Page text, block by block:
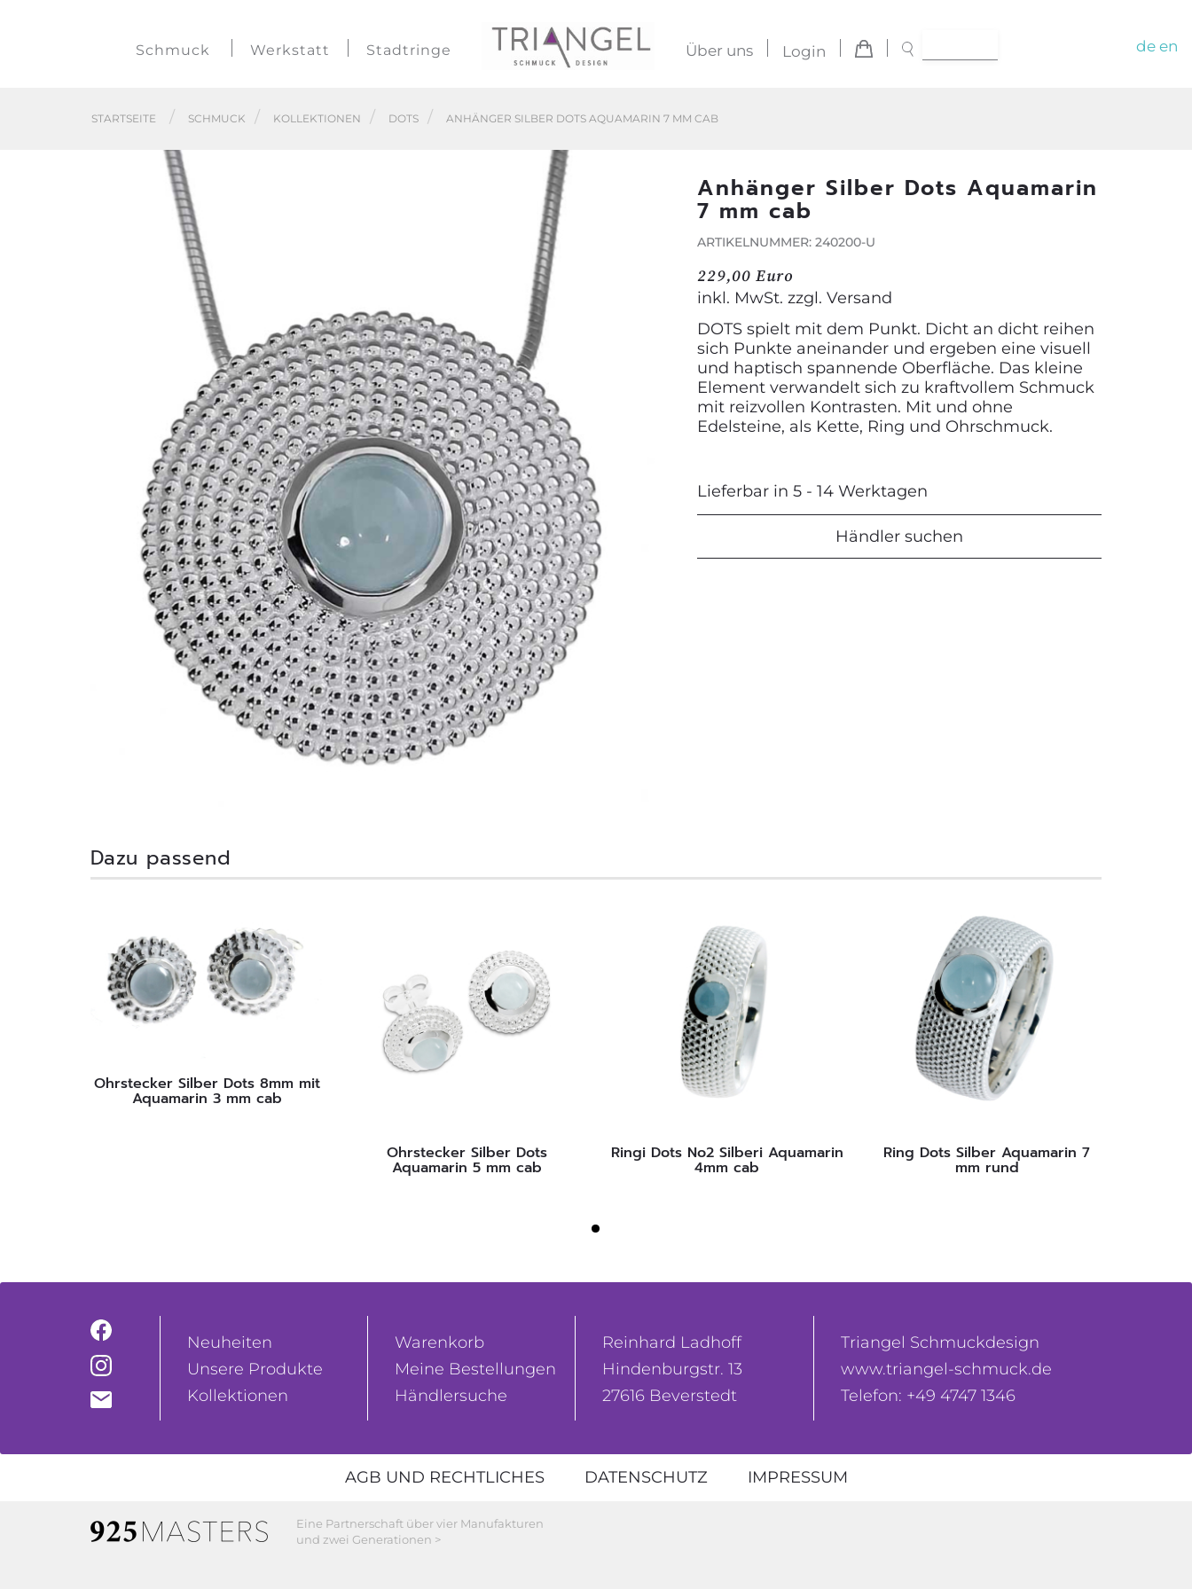
Schmuck Werkstatt Stadtringe Über uns Login de en
STARTSEITE SCHMUCK KOLLEKTIONEN DOTS ANHÄNGER SILBER DOTS AQUAMARIN 7 MM CAB
Anhänger Silber Dots Aquamarin
7 mm cab
ARTIKELNUMMER: 240200-U
229,00 Euro
inkl. MwSt. zzgl. Versand
DOTS spielt mit dem Punkt. Dicht an dicht reihen
sich Punkte aneinander und ergeben eine visuell
und haptisch spannende Oberfläche. Das kleine
Element verwandelt sich zu kraftvollem Schmuck
mit reizvollen Kontrasten. Mit und ohne
Edelsteine, als Kette, Ring und Ohrschmuck.
Lieferbar in 5 - 14 Werktagen
Händler suchen
Dazu passend
Ohrstecker Silber Dots 8mm mit
Aquamarin 3 mm cab
Ohrstecker Silber Dots
Aquamarin 5 mm cab
Ringi Dots No2 Silberi Aquamarin
4mm cab
Ring Dots Silber Aquamarin 7
mm rund
Neuheiten
Unsere Produkte
Kollektionen
Warenkorb
Meine Bestellungen
Händlersuche
Reinhard Ladhoff
Hindenburgstr. 13
27616 Beverstedt
Triangel Schmuckdesign
www.triangel-schmuck.de
Telefon: +49 4747 1346
AGB UND RECHTLICHES DATENSCHUTZ IMPRESSUM
Eine Partnerschaft über vier Manufakturen
und zwei Generationen >